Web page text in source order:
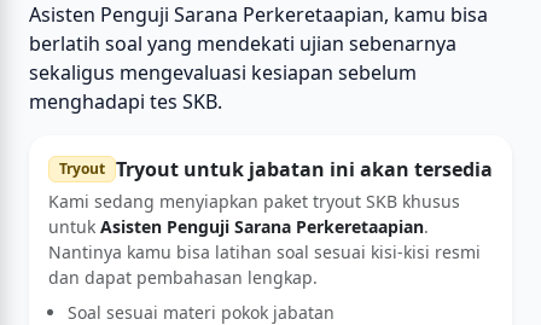
Asisten Penguji Sarana Perkeretaapian, kamu bisa
berlatih soal yang mendekati ujian sebenarnya
sekaligus mengevaluasi kesiapan sebelum
menghadapi tes SKB.
Tryout Tryout untuk jabatan ini akan tersedia
Kami sedang menyiapkan paket tryout SKB khusus
untuk Asisten Penguji Sarana Perkeretaapian.
Nantinya kamu bisa latihan soal sesuai kisi-kisi resmi
dan dapat pembahasan lengkap.
Soal sesuai materi pokok jabatan